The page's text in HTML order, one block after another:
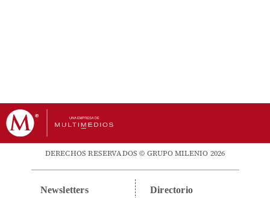
DERECHOS RESERVADOS © GRUPO MILENIO 2026
Newsletters Directorio